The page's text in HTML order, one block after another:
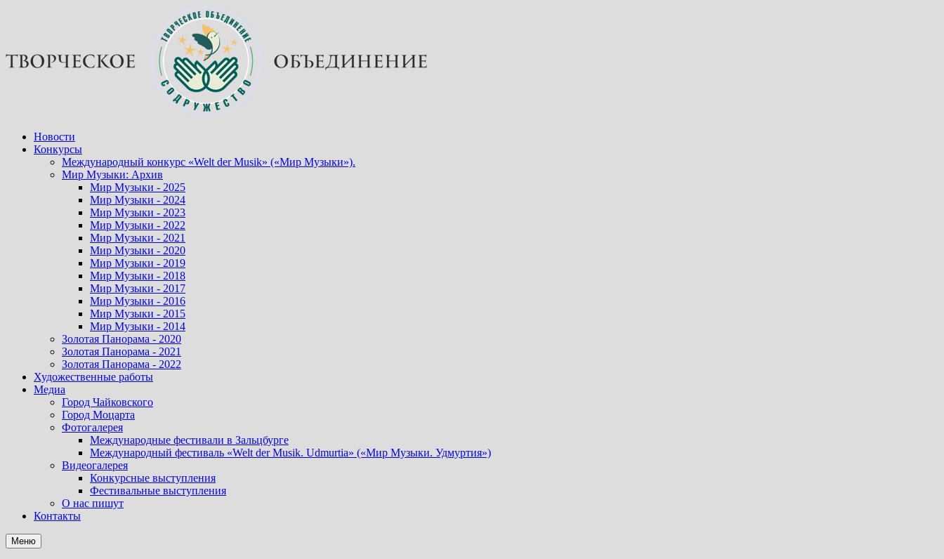
Новости
Конкурсы
Международный конкурс «Welt der Musik» («Мир Музыки»).
Мир Музыки: Архив
Мир Музыки - 2025
Мир Музыки - 2024
Мир Музыки - 2023
Мир Музыки - 2022
Мир Музыки - 2021
Мир Музыки - 2020
Мир Музыки - 2019
Мир Музыки - 2018
Мир Музыки - 2017
Мир Музыки - 2016
Мир Музыки - 2015
Мир Музыки - 2014
Золотая Панорама - 2020
Золотая Панорама - 2021
Золотая Панорама - 2022
Художественные работы
Медиа
Город Чайковского
Город Моцарта
Фотогалерея
Международные фестивали в Зальцбурге
Международный фестиваль «Welt der Musik. Udmurtia» («Мир Музыки. Удмуртия»)
Видеогалерея
Конкурсные выступления
Фестивальные выступления
О нас пишут
Контакты
Меню